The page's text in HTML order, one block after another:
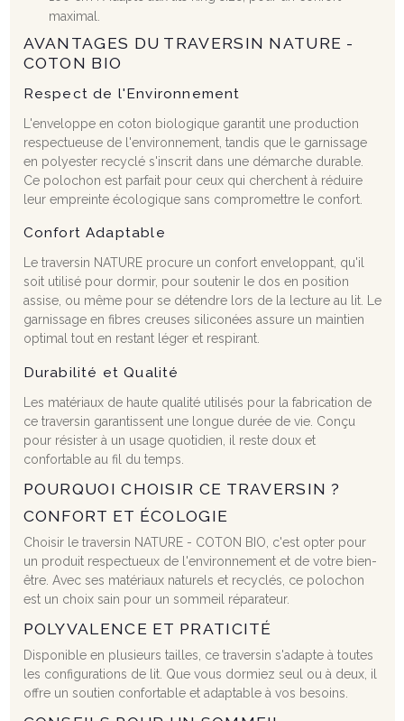
maximal.
AVANTAGES DU TRAVERSIN NATURE -
COTON BIO
Respect de l'Environnement
L'enveloppe en coton biologique garantit une production
respectueuse de l'environnement, tandis que le garnissage
en polyester recyclé s'inscrit dans une démarche durable.
Ce polochon est parfait pour ceux qui cherchent à réduire
leur empreinte écologique sans compromettre le confort.
Confort Adaptable
Le traversin NATURE procure un confort enveloppant, qu'il
soit utilisé pour dormir, pour soutenir le dos en position
assise, ou même pour se détendre lors de la lecture au lit. Le
garnissage en fibres creuses siliconées assure un maintien
optimal tout en restant léger et respirant.
Durabilité et Qualité
Les matériaux de haute qualité utilisés pour la fabrication de
ce traversin garantissent une longue durée de vie. Conçu
pour résister à un usage quotidien, il reste doux et
confortable au fil du temps.
POURQUOI CHOISIR CE TRAVERSIN ?
CONFORT ET ÉCOLOGIE
Choisir le traversin NATURE - COTON BIO, c'est opter pour
un produit respectueux de l'environnement et de votre bien-
être. Avec ses matériaux naturels et recyclés, ce polochon
est un choix sain pour un sommeil réparateur.
POLYVALENCE ET PRATICITÉ
Disponible en plusieurs tailles, ce traversin s'adapte à toutes
les configurations de lit. Que vous dormiez seul ou à deux, il
offre un soutien confortable et adaptable à vos besoins.